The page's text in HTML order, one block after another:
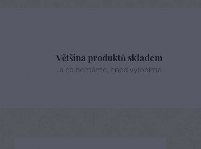
Většina produktů skladem
..a co nemáme, hned vyrobíme